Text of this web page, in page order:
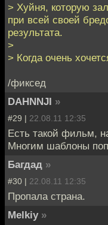
> Хуйня, которую
при всей своей
результата.
>
> Когда очень
/фиксед
DAHNNJI »
#29 | 22.08.11 12:35
Есть такой фильм,
Многим шаблоны
Багдад »
#30 | 22.08.11 12:35
Пропала страна.
Melkiy »